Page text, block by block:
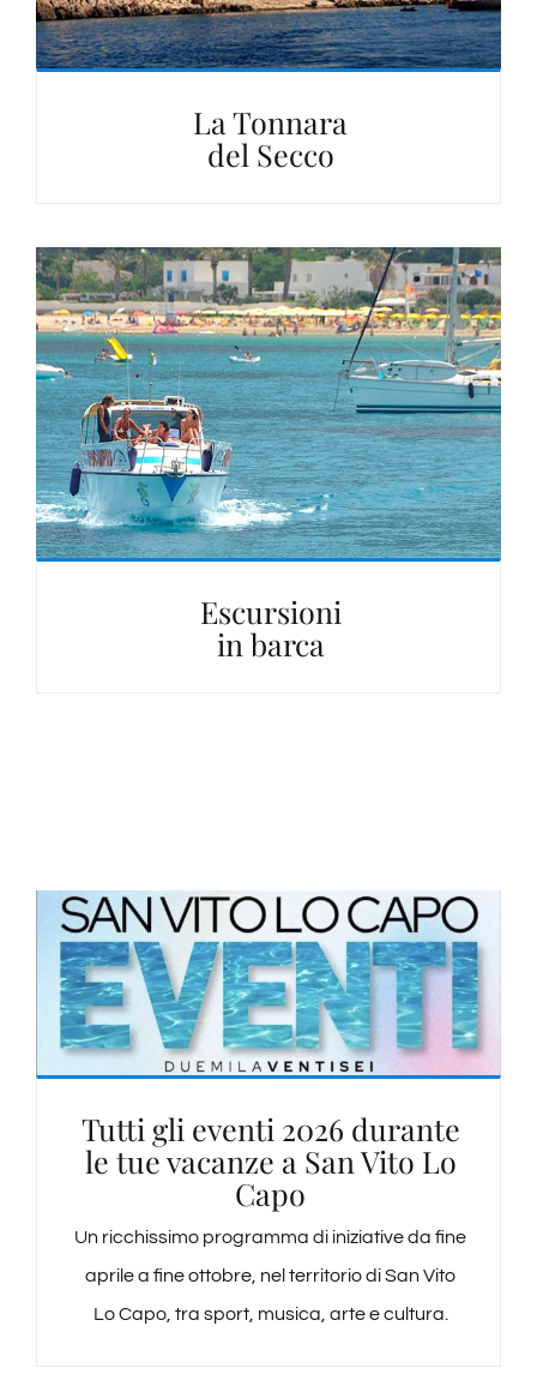
La Tonnara
del Secco
Escursioni
in barca
Tutti gli eventi 2026 durante
le tue vacanze a San Vito Lo
Capo
Un ricchissimo programma di iniziative da fine
aprile a fine ottobre, nel territorio di San Vito
Lo Capo, tra sport, musica, arte e cultura.